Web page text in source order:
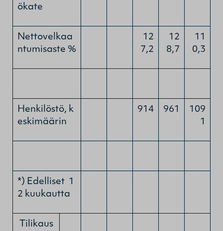
ökate
Nettovelkaa
ntumisaste %
12
7,2
12
8,7
11
0,3
Henkilöstö, k
eskimäärin
914 961
109
1
*) Edelliset 1
2 kuukautta
Tilikaus